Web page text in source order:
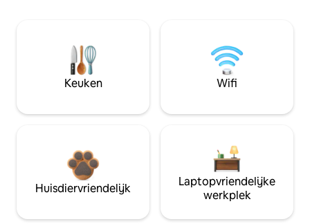
Keuken Wifi
Huisdiervriendelijk
Laptopvriendelijke
werkplek